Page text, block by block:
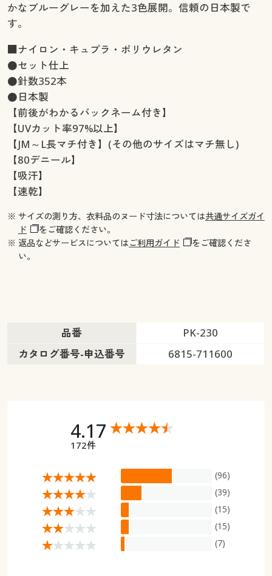
かなブルーグレーを加えた3色展開。信頼の日本製で
す。
■ナイロン・キュプラ・ポリウレタン
●セット仕上
●針数352本
●日本製
【前後がわかるバックネーム付き】
【UVカット率97%以上】
【JM～L長マチ付き】(その他のサイズはマチ無し)
【80デニール】
【吸汗】
【速乾】
※ サイズの測り方、衣料品のヌード寸法については共通サイズガイ
ド
をご確認ください。
※ 返品などサービスについてはご利用ガイド
をご確認くださ
い。
品番
PK-230
カタログ番号-申込番号
6815-711600
4.17
172件
(96)
(39)
(15)
(15)
(7)